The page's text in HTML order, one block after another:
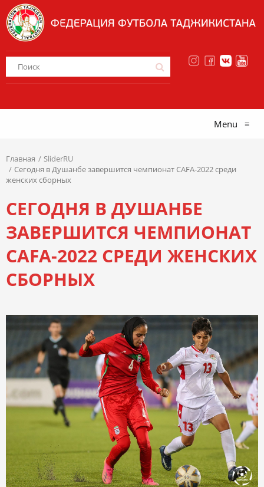
Menu ≡
Главная
SliderRU
Сегодня в Душанбе завершится чемпионат CAFA-2022 среди
женских сборных
СЕГОДНЯ В ДУШАНБЕ
ЗАВЕРШИТСЯ ЧЕМПИОНАТ
CAFA-2022 СРЕДИ ЖЕНСКИХ
СБОРНЫХ